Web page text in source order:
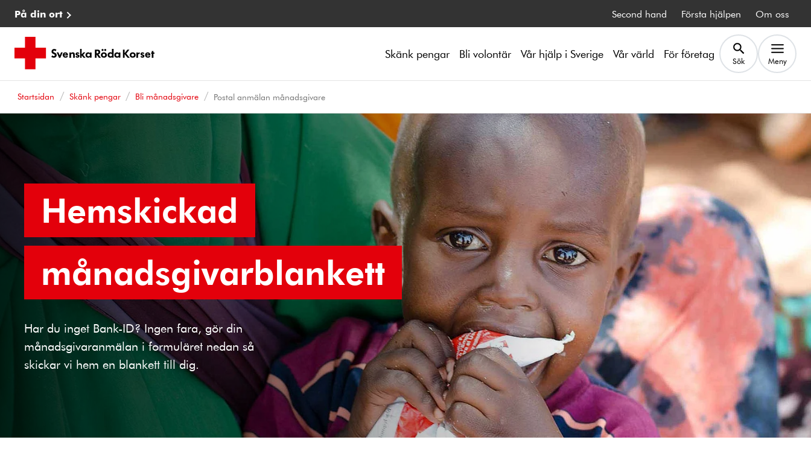
På din ort Second hand Första hjälpen Om oss
Skänk pengar Bli volontär Vår hjälp i Sverige Vår värld För företag Sök Meny
Startsidan Skänk pengar Bli månadsgivare Postal anmälan månadsgivare
Hemskickad
månadsgivarblankett
Har du inget Bank-ID? Ingen fara, gör din
månadsgivaranmälan i formuläret nedan så
skickar vi hem en blankett till dig.